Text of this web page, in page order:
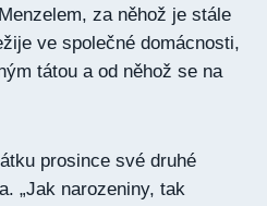
za něhož je stále
ve společné domácnosti,
tátou a od něhož se na
prosince své druhé
„Jak narozeniny, tak